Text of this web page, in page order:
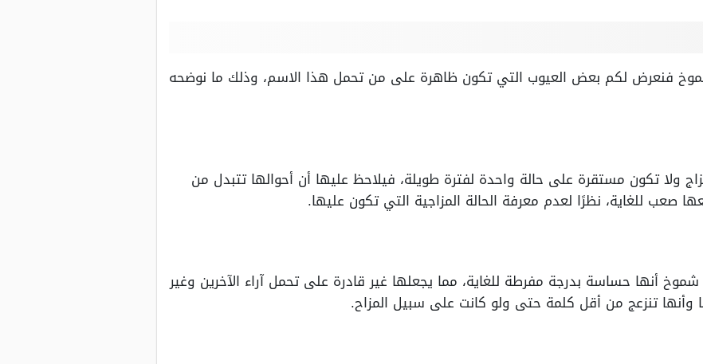
فنعرض لكم بعض العيوب التي تكون ظاهرة على من تحمل هذا الاسم، وذلك ما نوضحه
تكون مستقرة على حالة واحدة لفترة طويلة، فيلاحظ عليها أن أحوالها تتبدل من
صعب للغاية، نظرًا لعدم معرفة الحالة المزاجية التي تكون عليها.
أنها حساسة بدرجة مفرطة للغاية، مما يجعلها غير قادرة على تحمل آراء الآخرين وغير
وأنها تنزعج من أقل كلمة حتى ولو كانت على سبيل المزاح.